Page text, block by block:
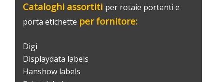
Cataloghi assortiti per rotaie portanti e
porta etichette per fornitore:
Digi
Displaydata labels
Hanshow labels